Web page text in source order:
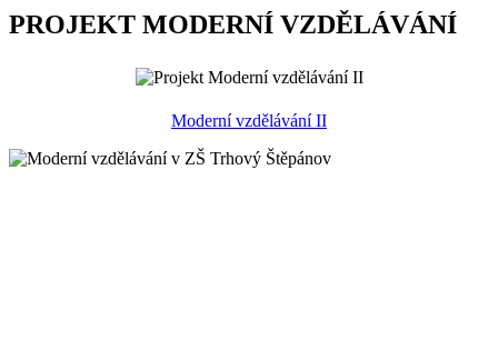
PROJEKT MODERNÍ VZDĚLÁVÁNÍ
Moderní vzdělávání II